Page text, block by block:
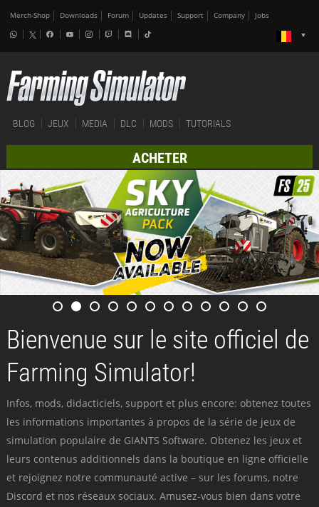
Merch-Shop Downloads Forum Updates Support Company Jobs
BLOG JEUX MEDIA DLC MODS TUTORIALS
ACHETER
Bienvenue sur le site officiel de
Farming Simulator!
Infos, mods, didacticiels, support et plus encore: obtenez toutes
les informations importantes à propos de la série de jeux de
simulation populaire de GIANTS Software. Obtenez les jeux et
leurs contenus additionnels dans la boutique en ligne officielle
et rejoignez notre communauté active – sur les forums, notre
Discord et nos réseaux sociaux. Amusez-vous bien dans votre